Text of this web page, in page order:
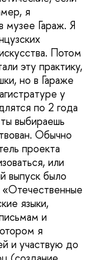
я
музее Гараж. Я
Потом
эту практику,
но в Гараже
у
по 2 года
выбираешь
Обычно
проекта
или
выпуск было
«Отечественные
языки,
и
я
и участвую до